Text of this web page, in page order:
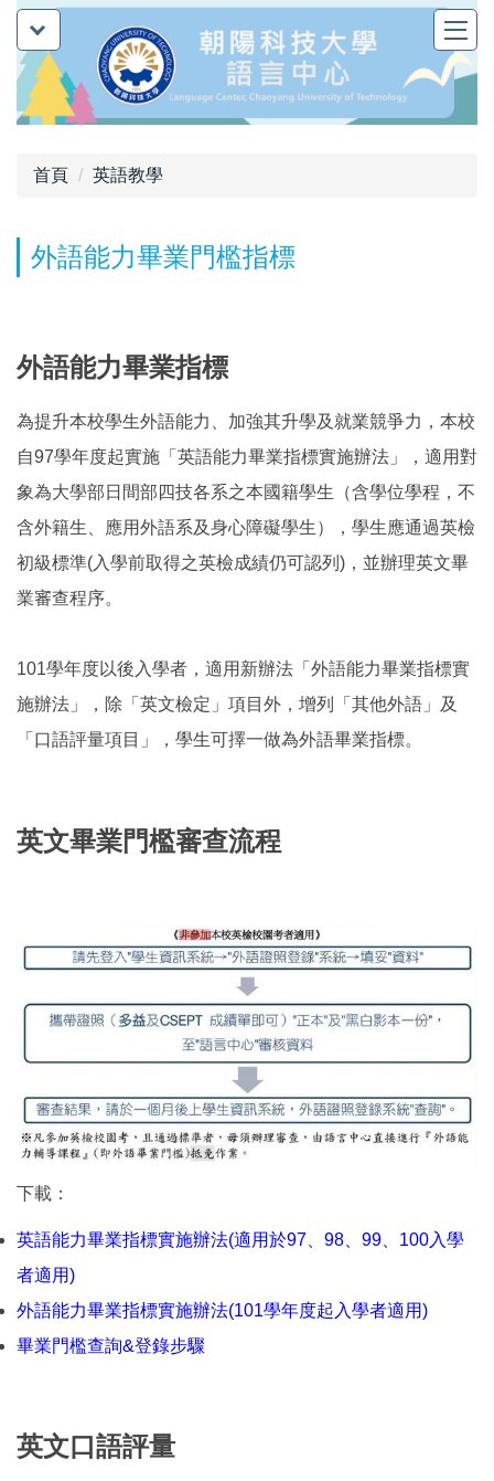
跳
到
主
要
內
首頁 英語教學
外語能力畢業門檻指標
外語能力畢業指標
為提升本校學生外語能力、加強其升學及就業競爭力，本校
自97學年度起實施「英語能力畢業指標實施辦法」，適用對
象為大學部日間部四技各系之本國籍學生（含學位學程，不
含外籍生、應用外語系及身心障礙學生），學生應通過英檢
初級標準(入學前取得之英檢成績仍可認列)，並辦理英文畢
業審查程序。
101學年度以後入學者，適用新辦法「外語能力畢業指標實
施辦法」，除「英文檢定」項目外，增列「其他外語」及
「口語評量項目」，學生可擇一做為外語畢業指標。
英文畢業門檻審查流程
下載：
英語能力畢業指標實施辦法(適用於97、98、99、100入學
者適用)
外語能力畢業指標實施辦法(101學年度起入學者適用)
畢業門檻查詢&登錄步驟
英文口語評量